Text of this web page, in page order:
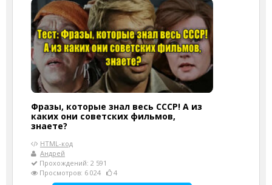
Фразы, которые знал весь СССР! А из
каких они советских фильмов,
знаете?
HTML-код
Андрей
Прохождений: 2 591
Просмотров: 6 024
4